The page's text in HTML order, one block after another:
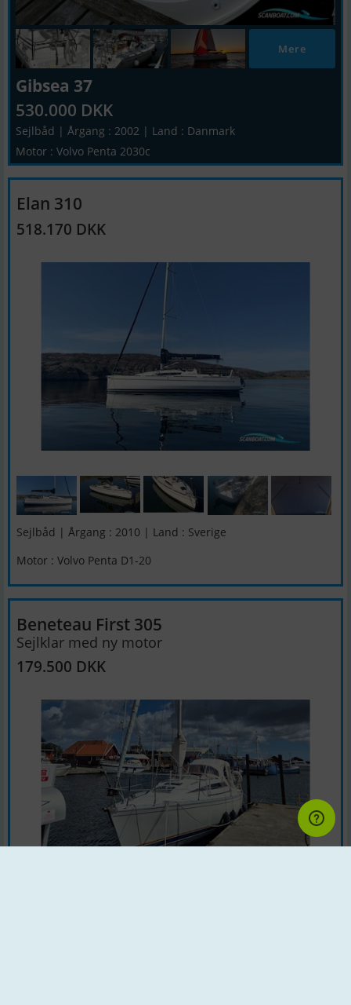
Mere
Gibsea 37
530.000 DKK
Sejlbåd | Årgang : 2002 | Land : Danmark
Motor : Volvo Penta 2030c
Elan 310
518.170 DKK
Sejlbåd | Årgang : 2010 | Land : Sverige
Motor : Volvo Penta D1-20
Beneteau First 305
Sejlklar med ny motor
179.500 DKK